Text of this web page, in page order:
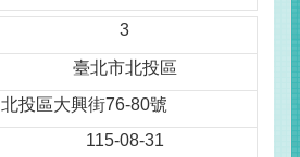
3
臺北市北投區
北投區大興街76-80號
115-08-31